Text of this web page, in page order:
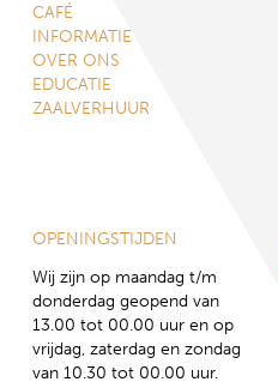
CAFÉ
INFORMATIE
OVER ONS
EDUCATIE
ZAALVERHUUR
OPENINGSTIJDEN
Wij zijn op maandag t/m
donderdag geopend van
13.00 tot 00.00 uur en op
vrijdag, zaterdag en zondag
van 10.30 tot 00.00 uur.